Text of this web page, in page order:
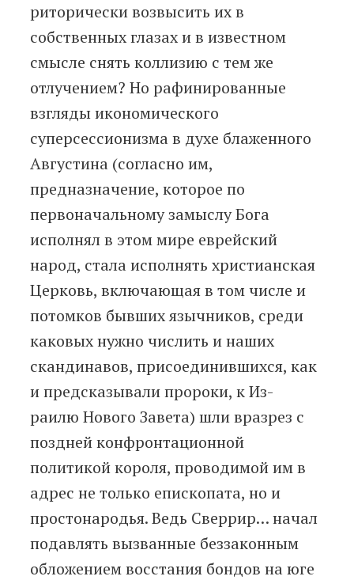
риторически возвысить их в
собственных глазах и в известном
смысле снять коллизию с тем же
отлучением? Но рафинированные
взгляды икономического
суперсессионизма в духе блаженного
Августина (согласно им,
предназначение, которое по
первоначальному замыслу Бога
исполнял в этом мире еврейский
народ, стала исполнять христианская
Церковь, включающая в том числе и
потомков бывших язычников, среди
каковых нужно числить и наших
скандинавов, присоединившихся, как
и предсказывали пророки, к Из-
раилю Нового Завета) шли вразрез с
поздней конфронтационной
политикой короля, проводимой им в
адрес не только епископата, но и
простонародья. Ведь Сверрир… начал
подавлять вызванные беззаконным
обложением восстания бондов на юге